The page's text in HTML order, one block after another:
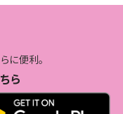
に便利。
ら